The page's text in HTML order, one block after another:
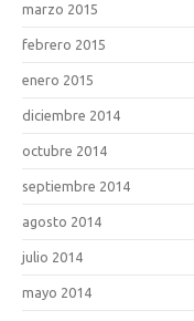
marzo 2015
febrero 2015
enero 2015
diciembre 2014
octubre 2014
septiembre 2014
agosto 2014
julio 2014
mayo 2014